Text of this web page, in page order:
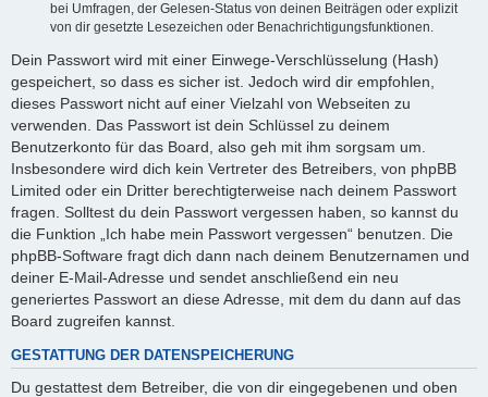
bei Umfragen, der Gelesen-Status von deinen Beiträgen oder explizit
von dir gesetzte Lesezeichen oder Benachrichtigungsfunktionen.
Dein Passwort wird mit einer Einwege-Verschlüsselung (Hash)
gespeichert, so dass es sicher ist. Jedoch wird dir empfohlen,
dieses Passwort nicht auf einer Vielzahl von Webseiten zu
verwenden. Das Passwort ist dein Schlüssel zu deinem
Benutzerkonto für das Board, also geh mit ihm sorgsam um.
Insbesondere wird dich kein Vertreter des Betreibers, von phpBB
Limited oder ein Dritter berechtigterweise nach deinem Passwort
fragen. Solltest du dein Passwort vergessen haben, so kannst du
die Funktion „Ich habe mein Passwort vergessen“ benutzen. Die
phpBB-Software fragt dich dann nach deinem Benutzernamen und
deiner E-Mail-Adresse und sendet anschließend ein neu
generiertes Passwort an diese Adresse, mit dem du dann auf das
Board zugreifen kannst.
GESTATTUNG DER DATENSPEICHERUNG
Du gestattest dem Betreiber, die von dir eingegebenen und oben